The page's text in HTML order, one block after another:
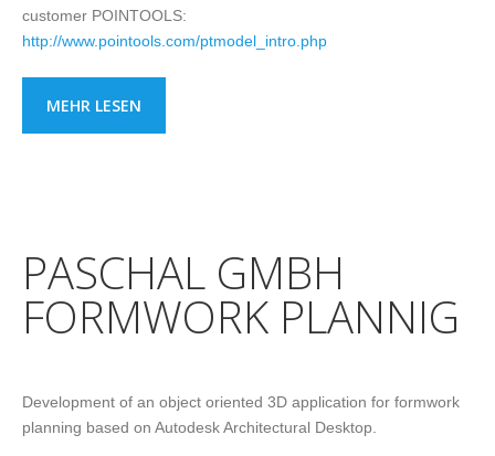
customer POINTOOLS:
http://www.pointools.com/ptmodel_intro.php
MEHR LESEN
PASCHAL GMBH
FORMWORK PLANNIG
Development of an object oriented 3D application for formwork
planning based on Autodesk Architectural Desktop.